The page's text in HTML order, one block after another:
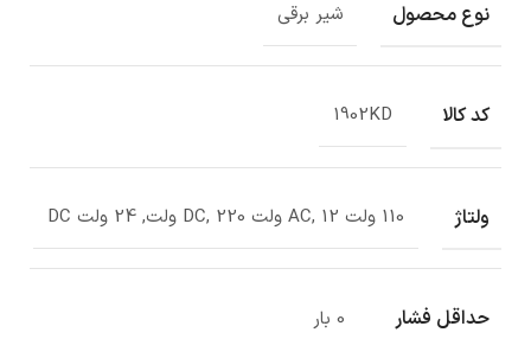
نوع محصول شیر برقی
کد کالا 1902KD
ولتاژ 110 ولت AC, 12 ولت DC, 220 ولت, 24 ولت DC
حداقل فشار 0 بار